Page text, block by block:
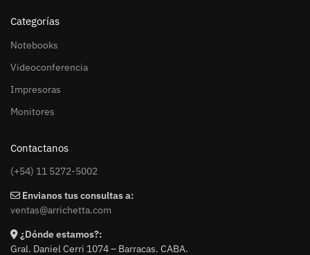
Categorías
Notebooks
Videoconferencia
Impresoras
Monitores
Contactanos
(+54) 11 5272-5002
Envianos tus consultas a:
ventas@arrichetta.com
¿Dónde estamos?:
Gral. Daniel Cerri 1074 – Barracas. CABA.